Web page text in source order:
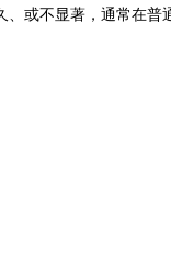
或不显著，通常在普